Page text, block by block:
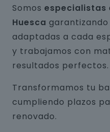
Somos especialistas
Huesca
adaptadas a cada
y trabajamos con
resultados perfectos.
Transformamos tu
cumpliendo plazos
renovado.